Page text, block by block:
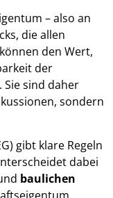
– also an
die allen
den Wert,
der
Sie sind daher
sondern
gibt klare Regeln
dabei
baulichen